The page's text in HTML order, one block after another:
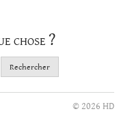
chose ?
© 2026 HD